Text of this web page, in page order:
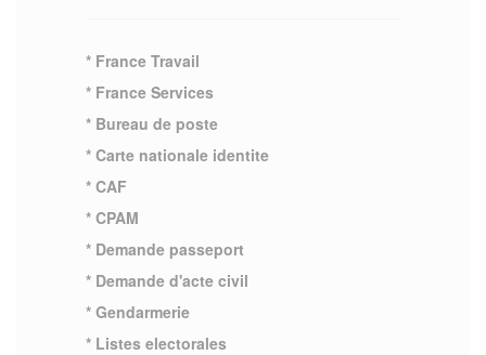
* France Travail
* France Services
* Bureau de poste
* Carte nationale identite
* CAF
* CPAM
* Demande passeport
* Demande d'acte civil
* Gendarmerie
* Listes electorales